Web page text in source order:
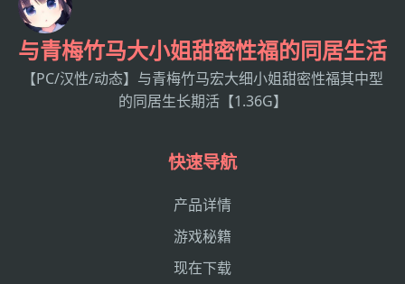
与青梅竹马大小姐甜密性福的同居生活
【PC/汉性/动态】与青梅竹马宏大细小姐甜密性福其中型
的同居生长期活【1.36G】
快速导航
产品详情
游戏秘籍
现在下载